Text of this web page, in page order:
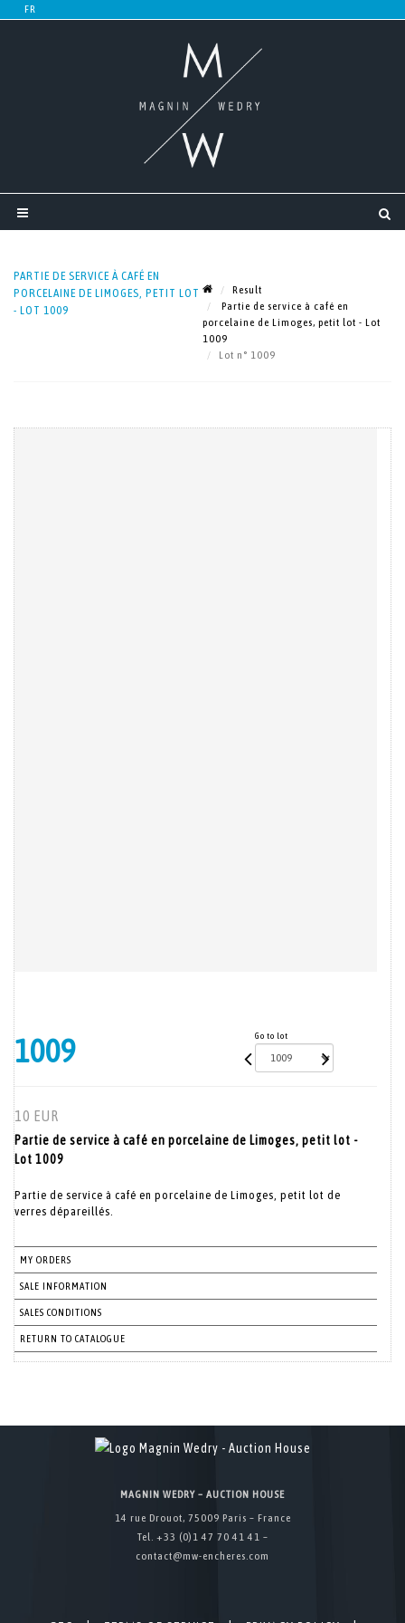
PARTIE DE SERVICE À CAFÉ EN
PORCELAINE DE LIMOGES, PETIT LOT
- LOT 1009
Result
Partie de service à café en
porcelaine de Limoges, petit lot - Lot
1009
Lot n° 1009
1009 Go to lot
10 EUR
Partie de service à café en porcelaine de Limoges, petit lot -
Lot 1009
Partie de service à café en porcelaine de Limoges, petit lot de
verres dépareillés.
MY ORDERS
SALE INFORMATION
SALES CONDITIONS
RETURN TO CATALOGUE
MAGNIN WEDRY – AUCTION HOUSE
14 rue Drouot, 75009 Paris – France
Tel. +33 (0)1 47 70 41 41 –
contact@mw-encheres.com